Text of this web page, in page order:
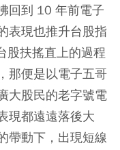
回到 10 年前電子
表現也推升台股指
股扶搖直上的過程
那便是以電子五哥
大股民的老字號電
現都遠遠落後大
帶動下，出現短線